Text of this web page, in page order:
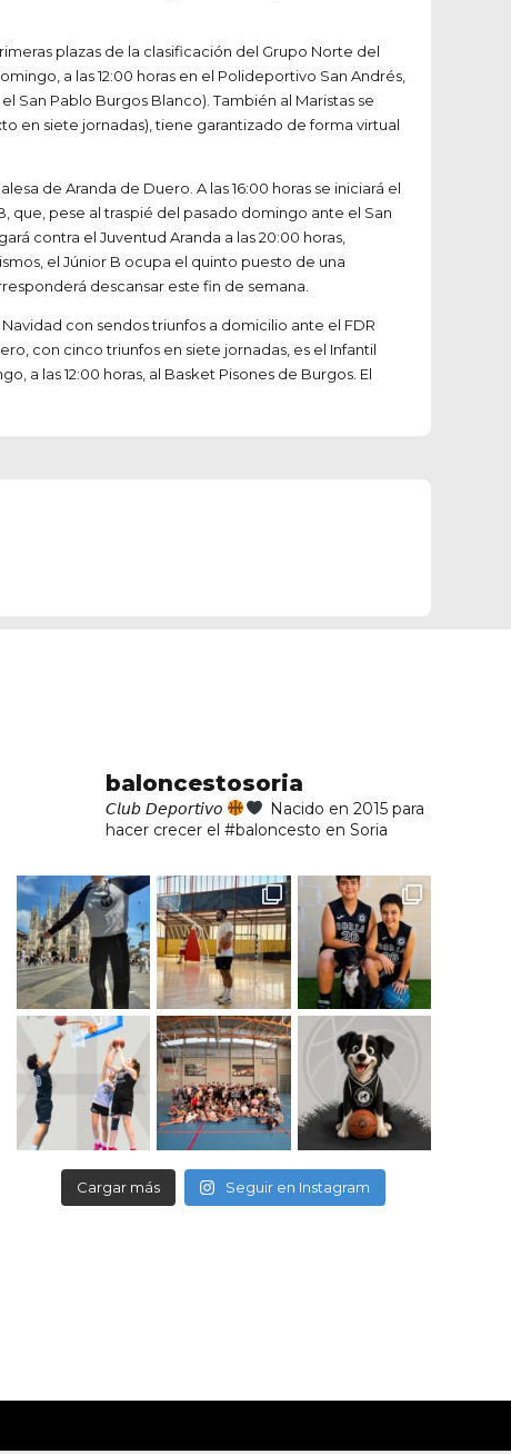
plazas de la clasificación del Grupo Norte del
a las 12:00 horas en el Polideportivo San Andrés,
San Pablo Burgos Blanco). También al Maristas se
en siete jornadas), tiene garantizado de forma virtual
de Aranda de Duero. A las 16:00 horas se iniciará el
que, pese al traspié del pasado domingo ante el San
contra el Juventud Aranda a las 20:00 horas,
el Júnior B ocupa el quinto puesto de una
descansar este fin de semana.
con sendos triunfos a domicilio ante el FDR
con cinco triunfos en siete jornadas, es el Infantil
a las 12:00 horas, al Basket Pisones de Burgos. El
baloncestosoria
𝘊𝘭𝘶𝘣 𝘋𝘦𝘱𝘰𝘳𝘵𝘪𝘷𝘰
Nacido en 2015 para
hacer crecer el #baloncesto en Soria
Cargar más Seguir en Instagram